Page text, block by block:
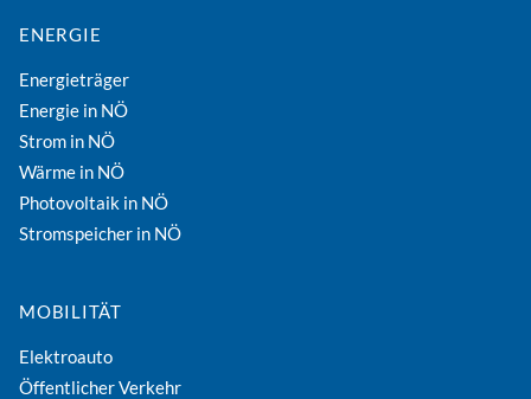
ENERGIE
Energieträger
Energie in NÖ
Strom in NÖ
Wärme in NÖ
Photovoltaik in NÖ
Stromspeicher in NÖ
MOBILITÄT
Elektroauto
Öffentlicher Verkehr